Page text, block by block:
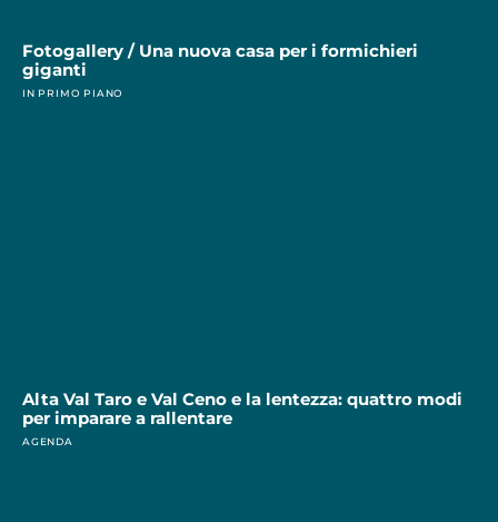
Fotogallery / Una nuova casa per i formichieri
giganti
IN PRIMO PIANO
Alta Val Taro e Val Ceno e la lentezza: quattro modi
per imparare a rallentare
AGENDA